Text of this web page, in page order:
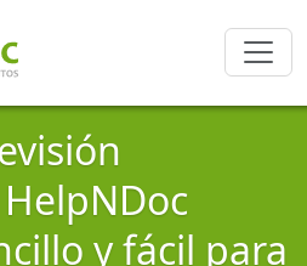
y fácil para